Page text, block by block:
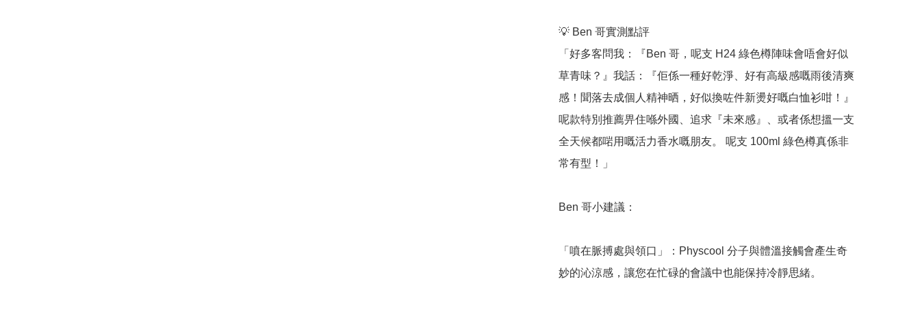
💡 Ben 哥實測點評
「好多客問我：『Ben 哥，呢支 H24 綠色樽陣味會唔會好似
草青味？』我話：『佢係一種好乾淨、好有高級感嘅雨後清爽
感！聞落去成個人精神晒，好似換咗件新燙好嘅白恤衫咁！』
呢款特別推薦畀住喺外國、追求『未來感』、或者係想搵一支
全天候都啱用嘅活力香水嘅朋友。 呢支 100ml 綠色樽真係非
常有型！」
Ben 哥小建議：
「噴在脈搏處與領口」：Physcool 分子與體溫接觸會產生奇
妙的沁涼感，讓您在忙碌的會議中也能保持冷靜思緒。